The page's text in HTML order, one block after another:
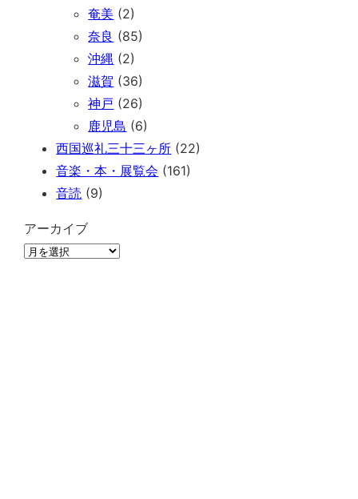
奄美 (2)
奈良 (85)
沖縄 (2)
滋賀 (36)
神戸 (26)
鹿児島 (6)
西国巡礼三十三ヶ所 (22)
音楽・本・展覧会 (161)
音読 (9)
アーカイブ